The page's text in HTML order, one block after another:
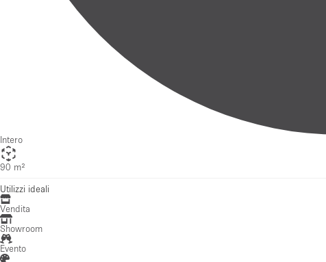
Intero
90 m²
Utilizzi ideali
Vendita
Showroom
Evento